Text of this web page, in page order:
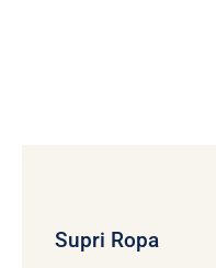
Supri Ropa